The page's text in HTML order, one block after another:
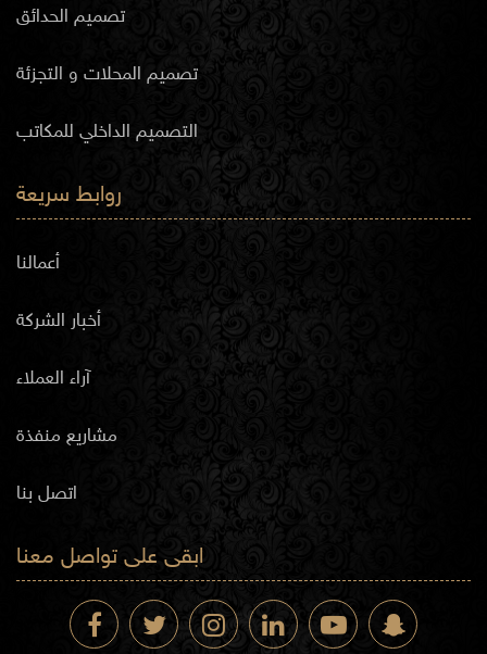
تصميم الحدائق
تصميم المحلات و التجزئة
التصميم الداخلي للمكاتب
روابط سريعة
أعمالنا
أخبار الشركة
آراء العملاء
مشاريع منفذة
اتصل بنا
ابقى على تواصل معنا